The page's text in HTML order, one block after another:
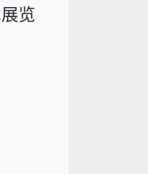
览